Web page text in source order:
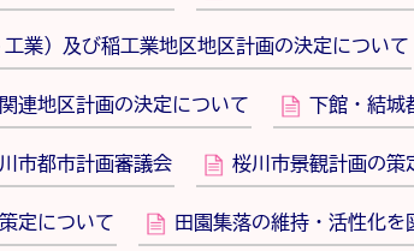
業）及び稲工業地区地区計画の決定について
連地区計画の決定について 下館・結城
都市計画審議会 桜川市景観計画の策
定について 田園集落の維持・活性化